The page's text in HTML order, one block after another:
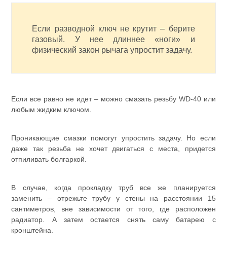
Если разводной ключ не крутит – берите
газовый. У нее длиннее «ноги» и
физический закон рычага упростит задачу.
Если все равно не идет – можно смазать резьбу WD-40 или
любым жидким ключом.
Проникающие смазки помогут упростить задачу. Но если
даже так резьба не хочет двигаться с места, придется
отпиливать болгаркой.
В случае, когда прокладку труб все же планируется
заменить – отрежьте трубу у стены на расстоянии 15
сантиметров, вне зависимости от того, где расположен
радиатор. А затем остается снять саму батарею с
кронштейна.